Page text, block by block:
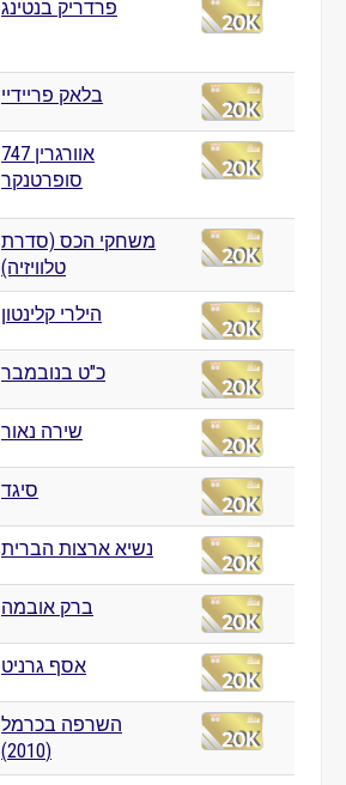
פרדריק בנטינג
בלאק פריידיי
אוורגרין 747
סופרטנקר
משחקי הכס (סדרת
טלוויזיה)
הילרי קלינטון
כ"ט בנובמבר
שירה נאור
סיגד
נשיא ארצות הברית
ברק אובמה
אסף גרניט
השרפה בכרמל
(2010)